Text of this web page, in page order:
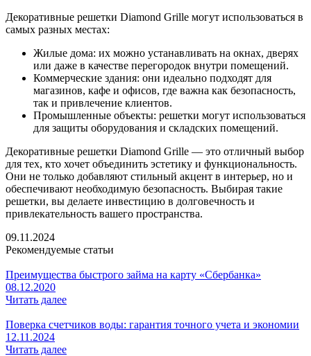
Декоративные решетки Diamond Grille могут использоваться в
самых разных местах:
Жилые дома: их можно устанавливать на окнах, дверях
или даже в качестве перегородок внутри помещений.
Коммерческие здания: они идеально подходят для
магазинов, кафе и офисов, где важна как безопасность,
так и привлечение клиентов.
Промышленные объекты: решетки могут использоваться
для защиты оборудования и складских помещений.
Декоративные решетки Diamond Grille — это отличный выбор
для тех, кто хочет объединить эстетику и функциональность.
Они не только добавляют стильный акцент в интерьер, но и
обеспечивают необходимую безопасность. Выбирая такие
решетки, вы делаете инвестицию в долговечность и
привлекательность вашего пространства.
09.11.2024
Рекомендуемые статьи
Преимущества быстрого займа на карту «Сбербанка»
08.12.2020
Читать далее
Поверка счетчиков воды: гарантия точного учета и экономии
12.11.2024
Читать далее